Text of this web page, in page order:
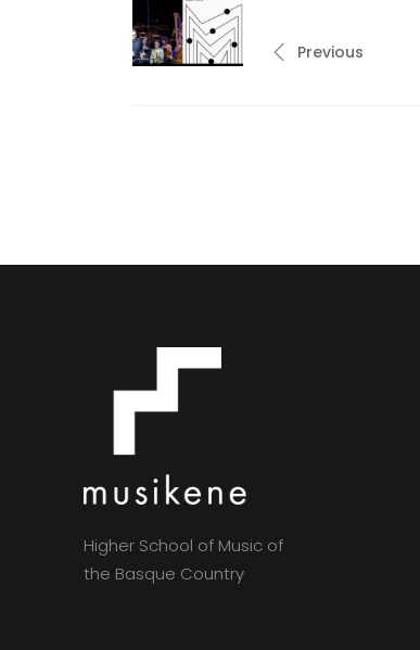
Previous
Higher School of Music of
the Basque Country